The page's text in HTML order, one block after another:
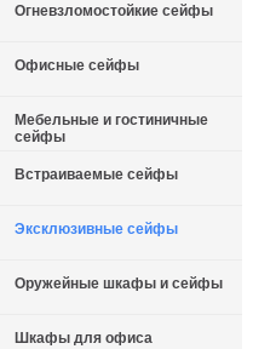
Огневзломостойкие сейфы
Офисные сейфы
Мебельные и гостиничные
сейфы
Встраиваемые сейфы
Эксклюзивные сейфы
Оружейные шкафы и сейфы
Шкафы для офиса